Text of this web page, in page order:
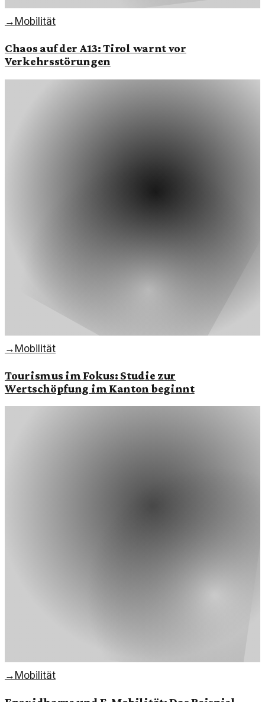
→ Mobilität
Chaos auf der A13: Tirol warnt vor
Verkehrsstörungen
→ Mobilität
Tourismus im Fokus: Studie zur
Wertschöpfung im Kanton beginnt
→ Mobilität